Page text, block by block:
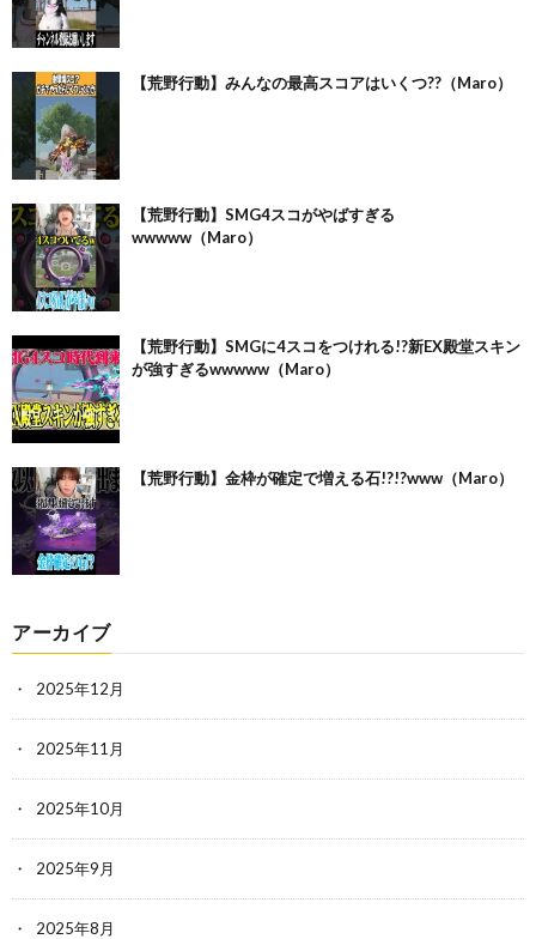
【荒野行動】みんなの最高スコアはいくつ??（Maro）
【荒野行動】SMG4スコがやばすぎる
wwwww（Maro）
【荒野行動】SMGに4スコをつけれる!?新EX殿堂スキン
が強すぎるwwwww（Maro）
【荒野行動】金枠が確定で増える石!?!?www（Maro）
アーカイブ
2025年12月
2025年11月
2025年10月
2025年9月
2025年8月